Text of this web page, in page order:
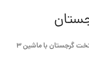
شهری در سایه کوه قفقازفاصله این شهر تا پایتخت گرجستان با ماشین ۳